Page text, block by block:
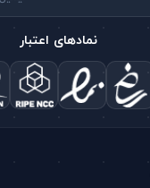
نمادهای اعتبار